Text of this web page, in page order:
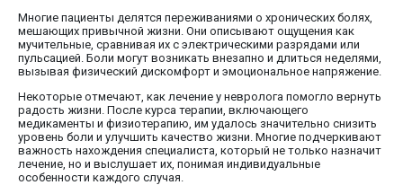
Многие пациенты делятся переживаниями о хронических болях,
мешающих привычной жизни. Они описывают ощущения как
мучительные, сравнивая их с электрическими разрядами или
пульсацией. Боли могут возникать внезапно и длиться неделями,
вызывая физический дискомфорт и эмоциональное напряжение.
Некоторые отмечают, как лечение у невролога помогло вернуть
радость жизни. После курса терапии, включающего
медикаменты и физиотерапию, им удалось значительно снизить
уровень боли и улучшить качество жизни. Многие подчеркивают
важность нахождения специалиста, который не только назначит
лечение, но и выслушает их, понимая индивидуальные
особенности каждого случая.